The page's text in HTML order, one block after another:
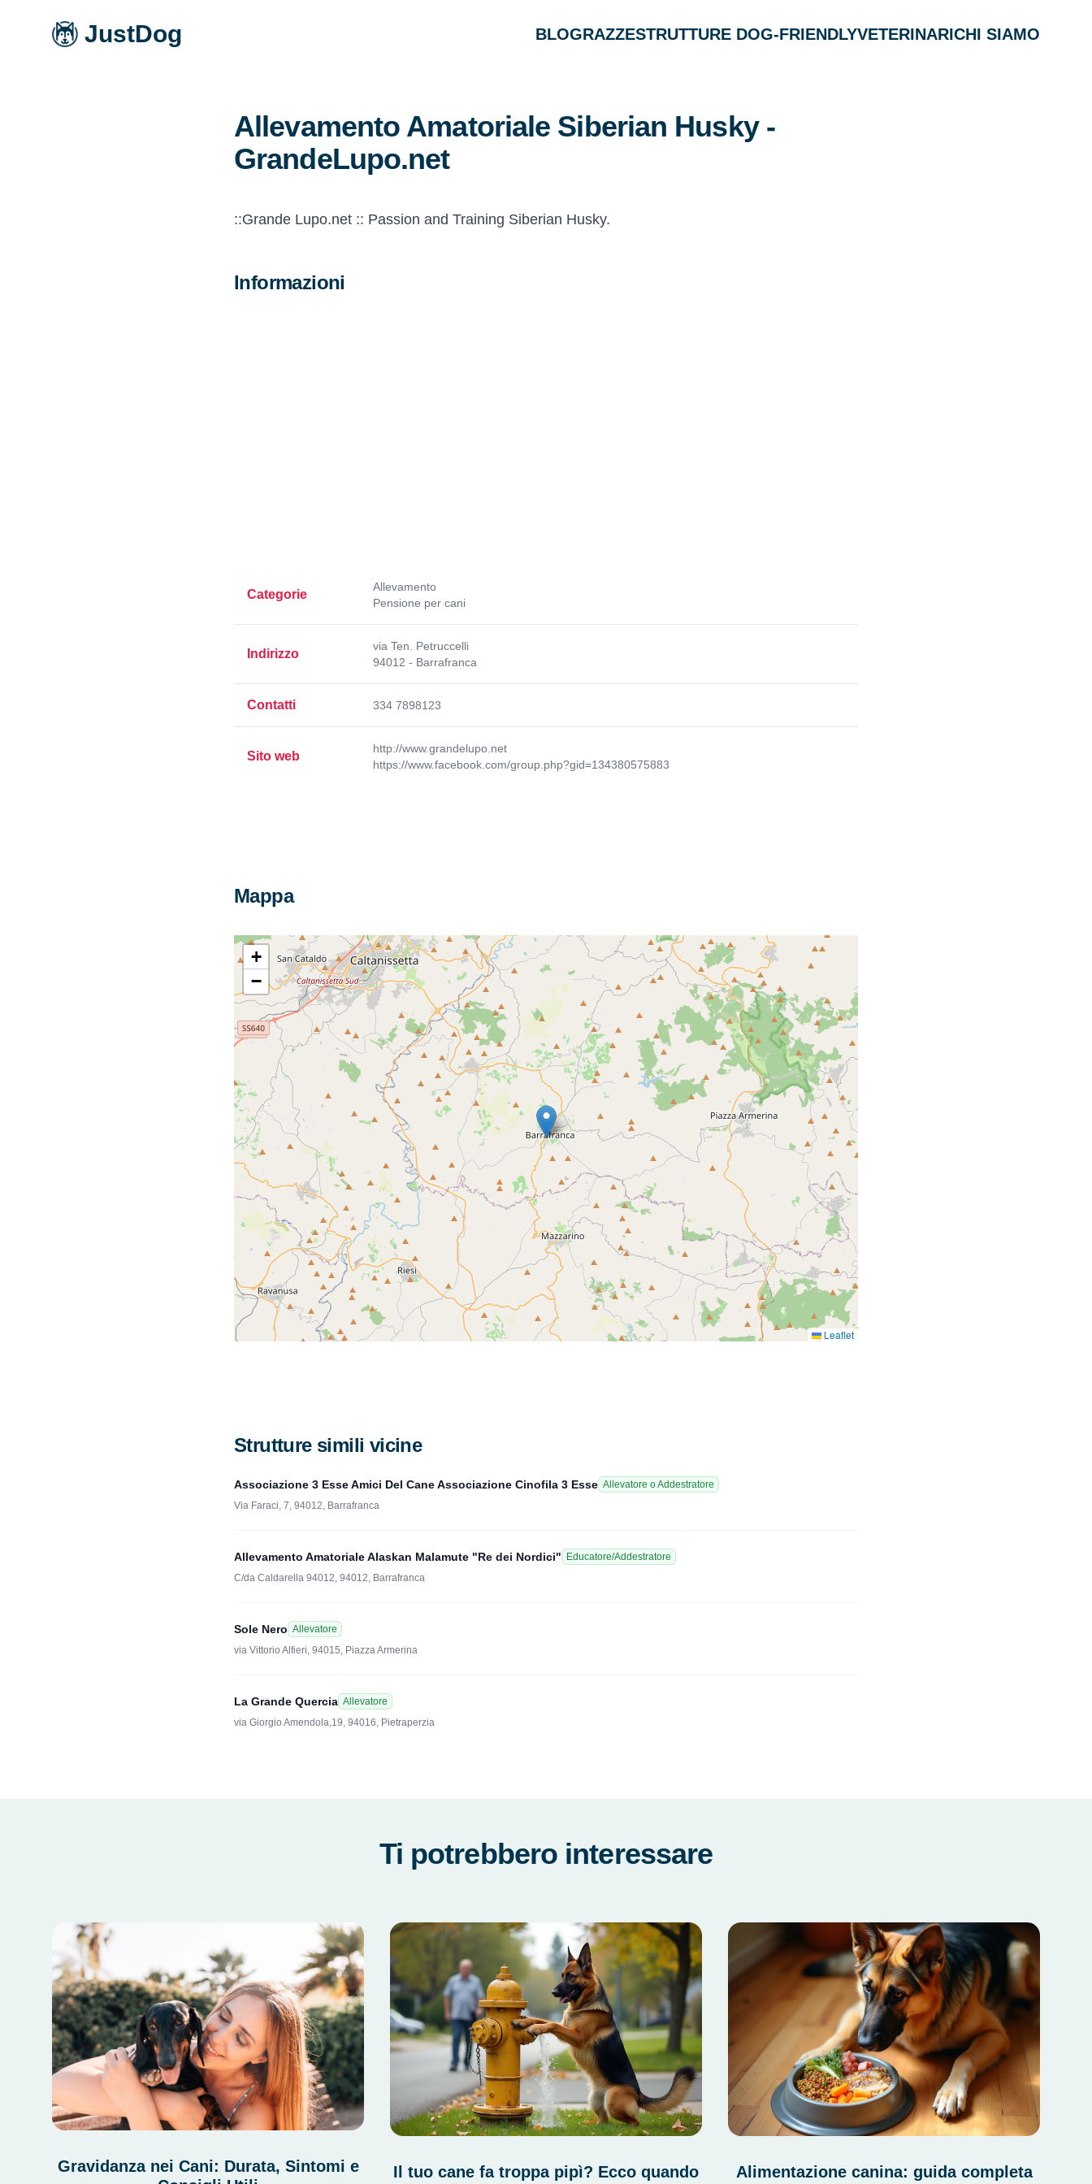
JustDog BLOGRAZZESTRUTTURE DOG-FRIENDLYVETERINARICHI SIAMO
Allevamento Amatoriale Siberian Husky -
GrandeLupo.net
::Grande Lupo.net :: Passion and Training Siberian Husky.
Informazioni
Categorie
Allevamento
Pensione per cani
Indirizzo
via Ten. Petruccelli
94012 - Barrafranca
Contatti 334 7898123
Sito web
http://www.grandelupo.net
https://www.facebook.com/group.php?gid=134380575883
Mappa
+
−
Leaflet
Strutture simili vicine
Associazione 3 Esse Amici Del Cane Associazione Cinofila 3 Esse Allevatore o Addestratore
Via Faraci, 7, 94012, Barrafranca
Allevamento Amatoriale Alaskan Malamute "Re dei Nordici"
Educatore/Addestratore
C/da Caldarella 94012, 94012, Barrafranca
Sole Nero Allevatore
via Vittorio Alfieri, 94015, Piazza Armerina
La Grande Quercia Allevatore
via Giorgio Amendola,19, 94016, Pietraperzia
Ti potrebbero interessare
Gravidanza nei Cani: Durata, Sintomi e
Il tuo cane fa troppa pipì? Ecco quando
Alimentazione canina: guida completa